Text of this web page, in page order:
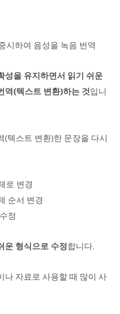
성을 유지하면서 읽기 쉬운
역(텍스트 변환)하는 것입니
(텍스트 변환)한 문장을 다시
로 변경
순서 변경
정
운 형식으로 수정합니다.
나 자료로 사용할 때 많이 사